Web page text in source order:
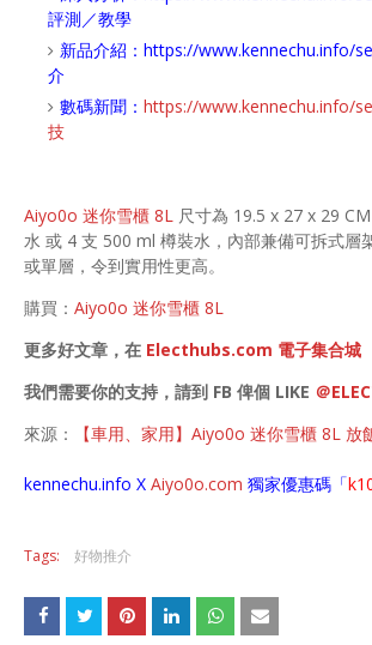
評測／教學
新品介紹： https://www.kennechu.info/
介
數碼新聞： https://www.kennechu.info/
技
Aiyo0o 迷你雪櫃 8L 尺寸為 19.5 x 27 x 29
水 或 4 支 500 ml 樽裝水，內部兼備可拆式層
或單層，令到實用性更高。
購買： Aiyo0o 迷你雪櫃 8L
更多好文章，在 Electhubs.com 電子集合城
我們需要你的支持，請到 FB 俾個 LIKE ＠
來源：
【車用、家用】Aiyo0o 迷你雪櫃 8L 放
kennechu.info X Aiyo0o.com 獨家優惠碼「
Tags: 好物推介